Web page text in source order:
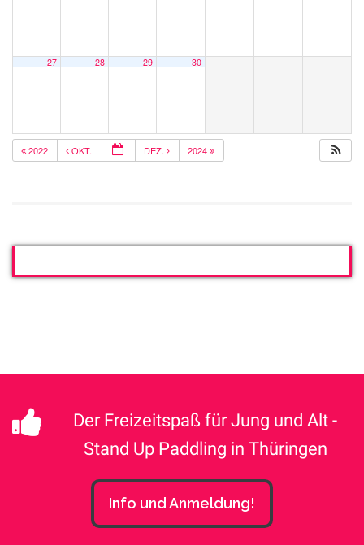
27 28 29 30
2022 OKT. DEZ. 2024
Der Freizeitspaß für Jung und Alt -
Stand Up Paddling in Thüringen
Info und Anmeldung!